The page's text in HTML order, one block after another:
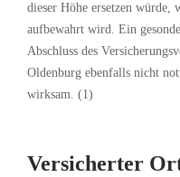
dieser Höhe ersetzen würde,
aufbewahrt wird. Ein
Abschluss des
Oldenburg ebenfalls nicht
wirksam. (1)
Versicherter